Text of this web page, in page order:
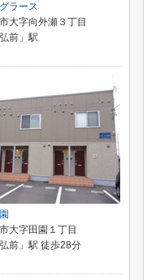
ラース
大字向外瀬３丁目
前」駅
大字田園１丁目
前」駅 徒歩28分